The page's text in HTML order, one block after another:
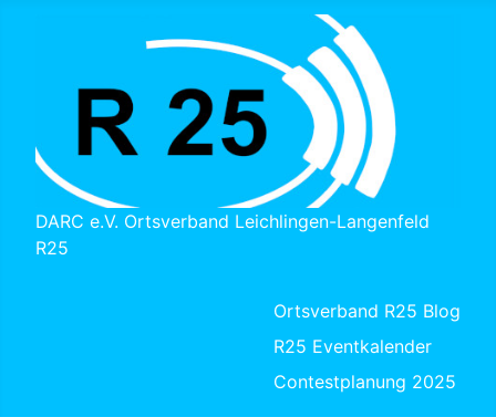
DARC e.V. Ortsverband Leichlingen-Langenfeld
R25
Ortsverband R25 Blog
R25 Eventkalender
Contestplanung 2025